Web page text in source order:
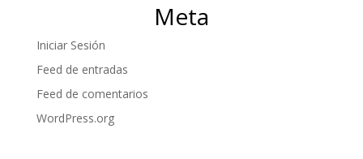
Meta
Iniciar Sesión
Feed de entradas
Feed de comentarios
WordPress.org